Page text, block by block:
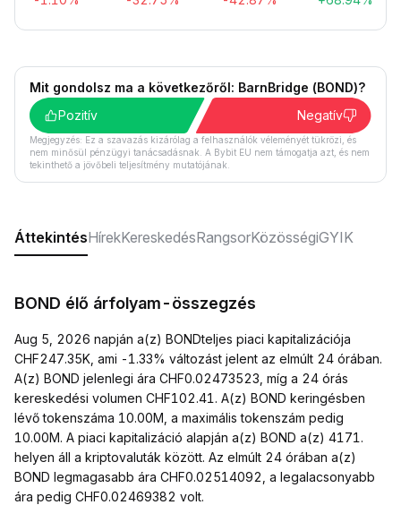
Mit gondolsz ma a következőről: BarnBridge (BOND)?
Pozitív
Negatív
Megjegyzés: Ez a szavazás kizárólag a felhasználók véleményét tükrözi, és
nem minősül pénzügyi tanácsadásnak. A Bybit EU nem támogatja azt, és nem
tekinthető a jövőbeli teljesítmény mutatójának.
ÁttekintésHírekKereskedésRangsorKözösségiGYIK
BOND élő árfolyam-összegzés
Aug 5, 2026 napján a(z) BONDteljes piaci kapitalizációja
CHF247.35K, ami -1.33% változást jelent az elmúlt 24 órában.
A(z) BOND jelenlegi ára CHF0.02473523, míg a 24 órás
kereskedési volumen CHF102.41. A(z) BOND keringésben
lévő tokenszáma 10.00M, a maximális tokenszám pedig
10.00M. A piaci kapitalizáció alapján a(z) BOND a(z) 4171.
helyen áll a kriptovaluták között. Az elmúlt 24 órában a(z)
BOND legmagasabb ára CHF0.02514092, a legalacsonyabb
ára pedig CHF0.02469382 volt.